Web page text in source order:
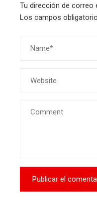
Tu dirección de correo
Los campos